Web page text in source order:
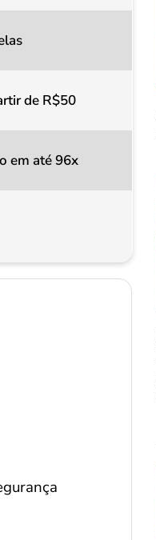
de R$50
em até 96x